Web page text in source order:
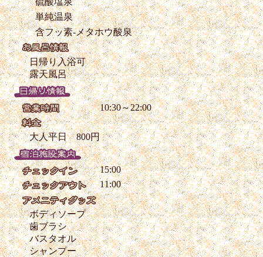
単純温泉
含フッ素-メタホウ酸泉
日帰り入浴可
露天風呂
10:30～22:00
大人平日 800円
15:00
11:00
ボディソープ
歯ブラシ
バスタオル
シャンプー